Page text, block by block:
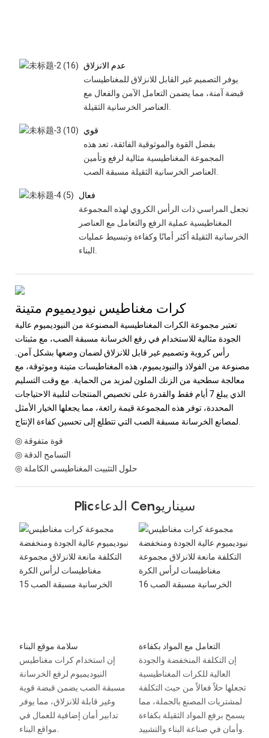
عدم الانزلاق
يوفر التصميم غير القابل للانزلاق للمغناطيسات
قبضة آمنة، مما يضمن التعامل الآمن والفعال مع
العناصر الخرسانية الثقيلة.
قوي
بفضل القوة والموثوقية الفائقة، تعد هذه
المجموعة المغناطيسية مثالية لرفع وتأمين
العناصر الخرسانية الثقيلة مسبقة الصب.
فعال
تجعل المراسي ذات الرأس الكروي لهذه المجموعة
المغناطيسية عملية الرفع والتعامل مع العناصر
الخرسانية الثقيلة أكثر أمانًا وكفاءة وتبسيط عمليات
البناء.
كرات مغناطيس نيوديميوم متينة
تعتبر مجموعة الكرات المغناطيسية المصنوعة من النيوديميوم عالية
الجودة مثالية للاستخدام في رفع الخرسانة مسبقة الصب، مع مثبتات
رأس كروية وتصميم غير قابل للانزلاق لضمان وضعها بشكل آمن.
مصنوعة من الفولاذ والنيوديميوم، هذه المغناطيسات متينة وموثوقة، مع
معالجة سطحية من الزنك الملون لمزيد من الحماية. مع وقت التسليم
الذي يبلغ 7 أيام فقط والقدرة على تخصيص المنتجات لتلبية الاحتياجات
المحددة، توفر هذه المجموعة قيمة رائعة، مما يجعلها الخيار الأمثل
لمصانع الخرسانة مسبقة الصب التي تتطلع إلى تحسين كفاءة الإنتاج.
◎ قوة متفوقة
◎ التسامح الدقة
◎ حلول التثبيت المغناطيسي الكاملة
Plicالدعاء Cenسيناريو
سلامة موقع البناء
إن استخدام كرات مغناطيس
النيوديميوم لرفع الخرسانة
مسبقة الصب يضمن قبضة قوية
وغير قابلة للانزلاق، مما يوفر
تدابير أمان إضافية للعمال في
مواقع البناء.
التعامل مع المواد بكفاءة
إن التكلفة المنخفضة والجودة
العالية للكرات المغناطيسية
تجعلها حلاً فعالاً من حيث التكلفة
لمشتريات المصنع بالجملة، مما
يسمح برفع المواد الثقيلة بكفاءة
وأمان في صناعة البناء والتشييد.